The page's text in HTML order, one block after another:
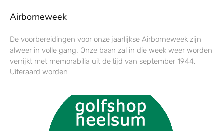
Airborneweek
De voorbereidingen voor onze jaarlijkse Airborneweek zijn
alweer in volle gang. Onze baan zal in die week weer worden
verrijkt met memorabilia uit de tijd van september 1944.
Uiteraard worden